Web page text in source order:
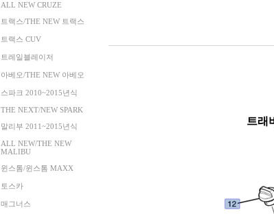
ALL NEW CRUZE
트랙스/THE NEW 트랙스
트랙스 CUV
트레일블레이저
아베오/THE NEW 아베오
스파크 2010~2015년식
THE NEXT/NEW SPARK
말리부 2011~2015년식
ALL NEW/THE NEW
MALIBU
윈스톰/윈스톰 MAXX
토스카
매그너스
트래